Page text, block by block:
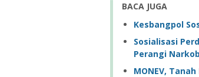
BACA JUGA
Kesbangpol
Sosialisasi
Perangi
MONEV,